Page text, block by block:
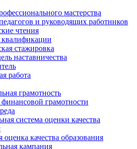
мастерства
и руководящих работников
чтения
стажировка
наставничества
работа
грамотность
грамотности
система оценки качества
оценка качества образования
кампания